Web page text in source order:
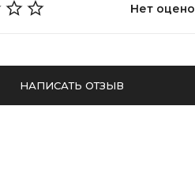
Нет
НАПИСАТЬ ОТЗЫВ